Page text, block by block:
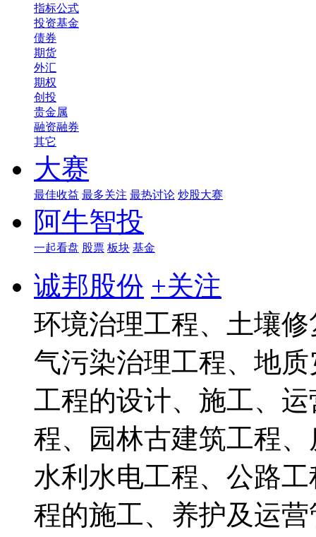
指标公式
投资基金
债券
期货
外汇
期权
创投
贵金属
融资融券
其它
大赛
最佳收益 最多关注 最热讨论 炒股大赛
阿牛智投
一起看盘 股票 板块 基金
诚邦股份 +关注
环境治理工程、土壤
气污染治理工程、地
工程的设计、施工、
程、园林古建筑工程
水利水电工程、公路
程的施工、养护及运